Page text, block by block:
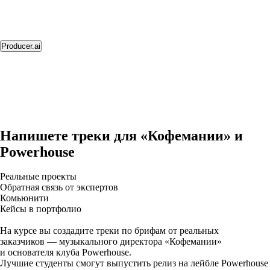
Producer.ai
Напишете треки для «Кофемании» и
Powerhouse
Реальные проекты
Обратная связь от экспертов
Комьюнити
Кейсы в портфолио
На курсе вы создадите треки по брифам от реальных
заказчиков — музыкального директора «Кофемании»
и основателя клуба Powerhouse.
Лучшие студенты смогут выпустить релиз на лейбле Powerhouse